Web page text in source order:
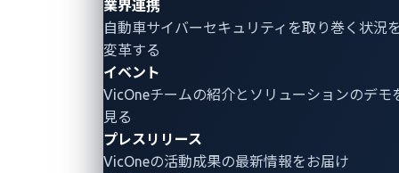
業界連携
自動車サイバーセキュリティ を取り巻く状況
変革する
イベント
VicOneチームの紹介とソリューションのデモ
見る
プレスリリース
VicOneの活動成果の最新情報をお届け